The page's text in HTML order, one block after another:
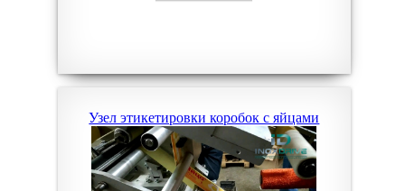
Узел этикетировки коробок с яйцами